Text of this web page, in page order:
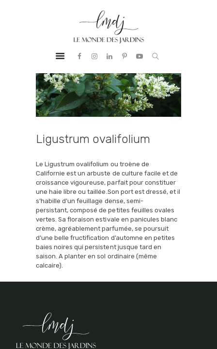
LE MONDE DES JARDINS
Aménagement Paysager
PRESTATIONS
D’ÉTUDES
NOTRE ADN
RÉALISATIONS
GUIDE &
CONSEILS
Ligustrum ovalifolium
Le Ligustrum ovalifolium ou troène de
Californie est un arbuste de culture facile et de
croissance vigoureuse, parfait pour constituer
une haie libre ou taillée.Son port est dressé, et il
s’habille d’un feuillage dense, semi-
persistant, composé de petites feuilles ovales
vertes. Sa floraison estivale en panicules blanc
crème, agréablement parfumée, se poursuit
d’une belle fructification d’automne en petites
baies noires qui persistent jusque tard en
saison. A planter en sol ordinaire (même
calcaire).